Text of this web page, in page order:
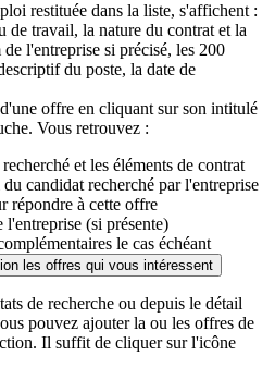
restituée dans la liste, s'affichent :
de travail, la nature du contrat et la
l'entreprise si précisé, les 200
du poste, la date de
offre en cliquant sur son intitulé
Vous retrouvez :
et les éléments de contrat
candidat recherché par l'entreprise
répondre à cette offre
l'entreprise (si présente)
le cas échéant
les offres qui vous intéressent
de recherche ou depuis le détail
pouvez ajouter la ou les offres de
Il suffit de cliquer sur l'icône